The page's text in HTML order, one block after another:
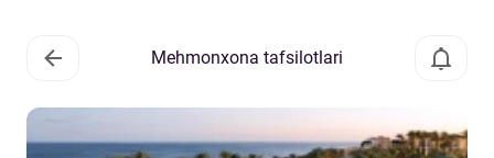
Mehmonxona tafsilotlari